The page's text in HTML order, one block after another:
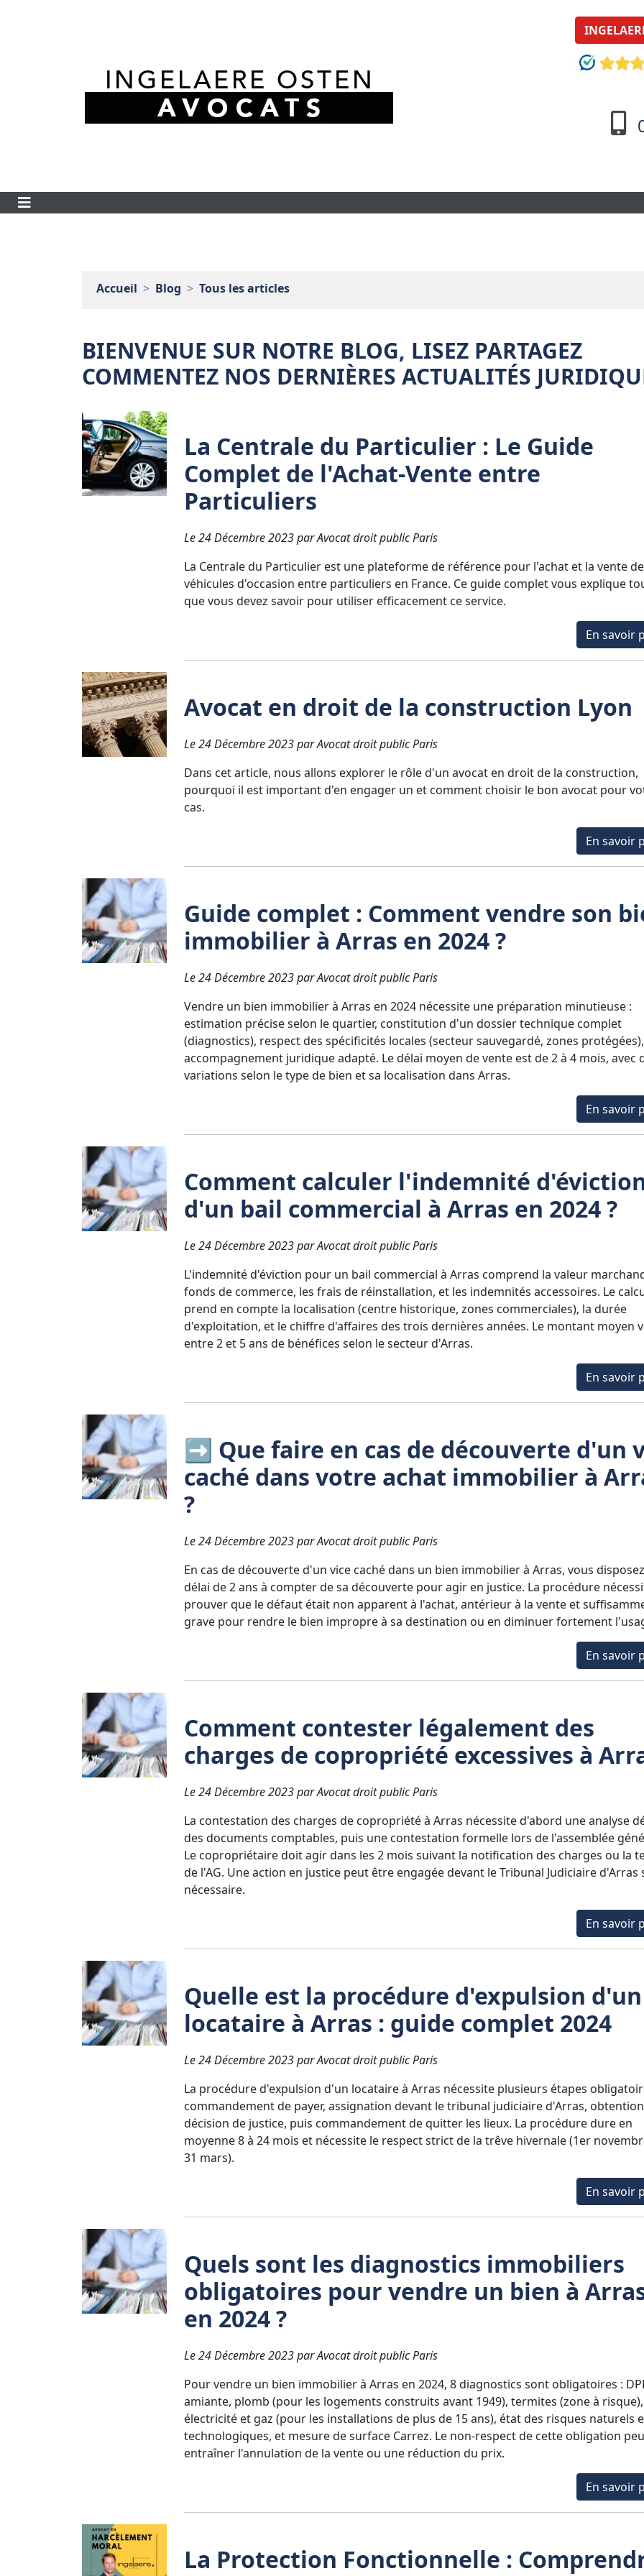
Accueil Blog Tous les articles
BIENVENUE SUR NOTRE BLOG, LISEZ PARTAGEZ
COMMENTEZ NOS DERNIÈRES ACTUALITÉS
La Centrale du Particulier : Le Guide
Complet de l'Achat-Vente entre
Particuliers
Le 24 Décembre 2023 par Avocat droit public Paris
La Centrale du Particulier est une plateforme de référence pour l'achat et la vente de
véhicules d'occasion entre particuliers en France. Ce guide complet vous explique
que vous devez savoir pour utiliser efficacement ce service.
En savoir
Avocat en droit de la construction Lyon
Le 24 Décembre 2023 par Avocat droit public Paris
Dans cet article, nous allons explorer le rôle d'un avocat en droit de la construction,
pourquoi il est important d'en engager un et comment choisir le bon avocat pour
cas.
En savoir
Guide complet : Comment vendre son
immobilier à Arras en 2024 ?
Le 24 Décembre 2023 par Avocat droit public Paris
Vendre un bien immobilier à Arras en 2024 nécessite une préparation minutieuse :
estimation précise selon le quartier, constitution d'un dossier technique complet
(diagnostics), respect des spécificités locales (secteur sauvegardé, zones
accompagnement juridique adapté. Le délai moyen de vente est de 2 à 4 mois, avec
variations selon le type de bien et sa localisation dans Arras.
En savoir
Comment calculer l'indemnité
d'un bail commercial à Arras en 2024 ?
Le 24 Décembre 2023 par Avocat droit public Paris
L'indemnité d'éviction pour un bail commercial à Arras comprend la valeur
fonds de commerce, les frais de réinstallation, et les indemnités accessoires. Le
prend en compte la localisation (centre historique, zones commerciales), la durée
d'exploitation, et le chiffre d'affaires des trois dernières années. Le montant moyen
entre 2 et 5 ans de bénéfices selon le secteur d'Arras.
En savoir
➡️ Que faire en cas de découverte d'un
caché dans votre achat immobilier à
?
Le 24 Décembre 2023 par Avocat droit public Paris
En cas de découverte d'un vice caché dans un bien immobilier à Arras, vous
délai de 2 ans à compter de sa découverte pour agir en justice. La procédure
prouver que le défaut était non apparent à l'achat, antérieur à la vente et
grave pour rendre le bien impropre à sa destination ou en diminuer fortement
En savoir
Comment contester légalement des
charges de copropriété excessives à
Le 24 Décembre 2023 par Avocat droit public Paris
La contestation des charges de copropriété à Arras nécessite d'abord une analyse
des documents comptables, puis une contestation formelle lors de l'assemblée
Le copropriétaire doit agir dans les 2 mois suivant la notification des charges ou la
de l'AG. Une action en justice peut être engagée devant le Tribunal Judiciaire d'Arras
nécessaire.
En savoir
Quelle est la procédure d'expulsion d'un
locataire à Arras : guide complet 2024
Le 24 Décembre 2023 par Avocat droit public Paris
La procédure d'expulsion d'un locataire à Arras nécessite plusieurs étapes
commandement de payer, assignation devant le tribunal judiciaire d'Arras,
décision de justice, puis commandement de quitter les lieux. La procédure dure en
moyenne 8 à 24 mois et nécessite le respect strict de la trêve hivernale (1er
31 mars).
En savoir
Quels sont les diagnostics immobiliers
obligatoires pour vendre un bien à
en 2024 ?
Le 24 Décembre 2023 par Avocat droit public Paris
Pour vendre un bien immobilier à Arras en 2024, 8 diagnostics sont obligatoires :
amiante, plomb (pour les logements construits avant 1949), termites (zone à risque),
électricité et gaz (pour les installations de plus de 15 ans), état des risques naturels
technologiques, et mesure de surface Carrez. Le non-respect de cette obligation
entraîner l'annulation de la vente ou une réduction du prix.
En savoir
La Protection Fonctionnelle :